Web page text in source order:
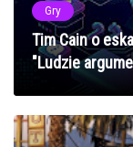
Gry
Tim Cain o
"Ludzie
istnieniu innych"